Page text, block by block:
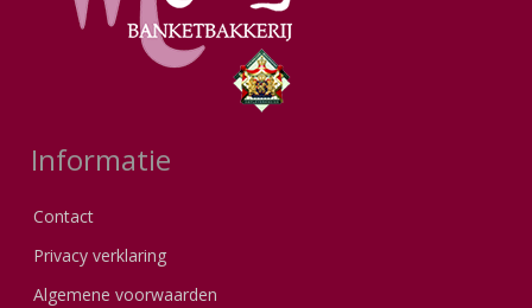
Informatie
Contact
Privacy verklaring
Algemene voorwaarden